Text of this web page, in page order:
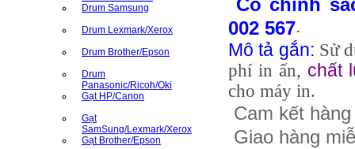
Drum Samsung
Drum Lexmark/Xerox
Drum Brother/Epson
Drum
Panasonic/Ricoh/Oki
Gạt HP/Canon
Gạt
SamSung/Lexmark/Xerox
Gạt Brother/Epson
Có chính
002 567.
Mô tả gắn: Sử
phí in ấn, chất
cho máy in.
Cam kết
Giao hàng